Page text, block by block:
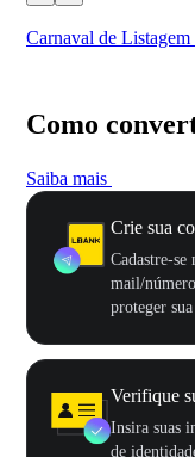
Carnaval de
Como
Saiba mais
Crie sua
Cadastre-
mail/
proteger
Verifique
Insira suas
de